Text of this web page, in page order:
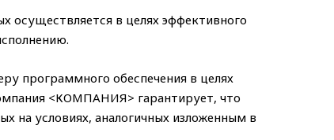
в целях эффективного
программного обеспечения в целях
<КОМПАНИЯ> гарантирует, что
на условиях, аналогичных изложенным в